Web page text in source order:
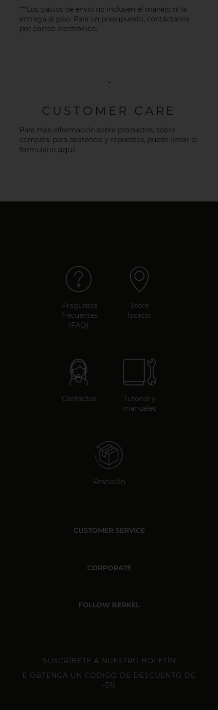
***Los gastos de envío no incluyen el manejo ni la
entrega al piso. Para un presupuesto, contáctanos
por correo electrónico.
-
CUSTOMER CARE
Para más información sobre productos, sobre
compras, para asistencia y repuestos, puede llenar el
formulario aquí
Preguntas
frecuentes
(FAQ)
Store
locator
Contactos
Tutorial y
manuales
Rescisión
CUSTOMER SERVICE
CORPORATE
FOLLOW BERKEL
SUSCRÍBETE A NUESTRO BOLETÍN
E OBTENGA UN CÓDIGO DE DESCUENTO DE
-5%